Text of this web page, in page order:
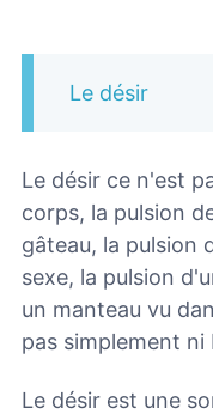
Le désir
Le désir ce n'est
corps, la pulsion
gâteau, la pulsion
sexe, la pulsion
un manteau vu
pas simplement
Le désir est une